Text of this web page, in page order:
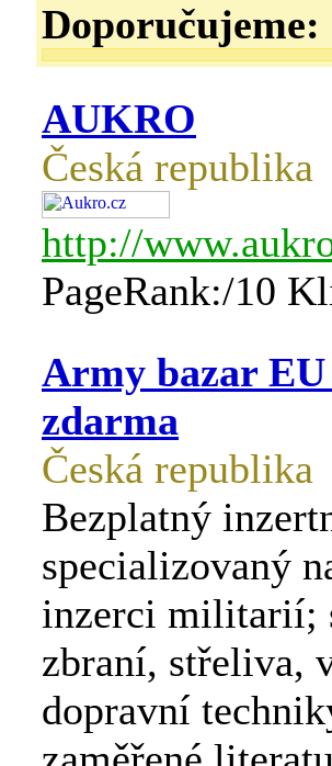
Doporučujeme:
AUKRO
Česká republika
http://
PageRank:/10
Army bazar
zdarma
Česká republika
Bezplatný
specializovaný
inzerci militarií;
zbraní, střeliva,
dopravní